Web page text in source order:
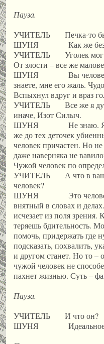
Пауза.
УЧИТЕЛЬ Печка-то
ШУНЯ Как же без
УЧИТЕЛЬ Уголек мог
От злости – все же
ШУНЯ Вы человек
знаете, мне его жаль.
Вспыхнул вдруг и враз
УЧИТЕЛЬ Все же я
иначе, Изот Силыч.
ШУНЯ Не знаю. Я
же до тех деточек
человек причастен. Но
даже наверняка не
Чужой человек по
УЧИТЕЛЬ А что в
человек?
ШУНЯ Это человек
внятный в словах и
исчезает из поля
теряешь бдительность.
помочь, придержать где
подсказать, похвалить,
и другом станет. Но то
чужой человек не
пахнет жизнью. Суть –
Пауза.
УЧИТЕЛЬ И что он?
ШУНЯ Идеальное